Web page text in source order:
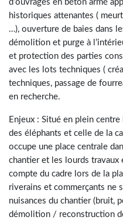
d’ouvrages en béton armé
historiques attenantes (
…), ouverture de baies dans
démolition et purge à
et protection des parties
avec les lots techniques (
techniques, passage de
en recherche.
Enjeux : Situé en plein
des éléphants et celle de la
occupe une place centrale
chantier et les lourds travaux
compte du cadre lors de la
riverains et commerçants ne
nuisances du chantier (bruit,
démolition / reconstruction